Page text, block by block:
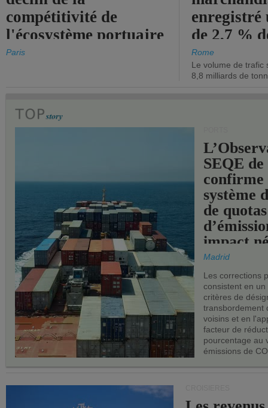
compétitivité de
l'écosystème portuaire
de l'État.
Paris
enregistré
de 2,7 %
chiffre
Rome
Le volume de trafic
8,8 milliards de
SEQE de
confirme
système
de quotas
impact
les ports
Madrid
Les corrections
consistent en
critères de
transbordement
voisins et en
facteur de
pourcentage au
émissions de